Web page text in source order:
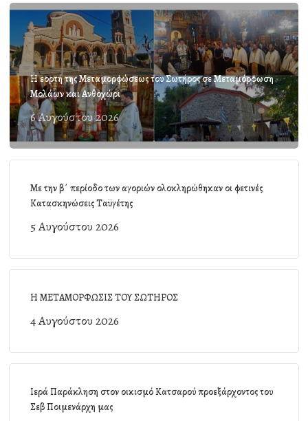
Η εορτή της Μεταμορφώσεως του Σωτήρος σε Μεταμόρφωση
Μολάων και Ανθοχώρι
6 Αυγούστου 2026
Με την β΄ περίοδο των αγοριών ολοκληρώθηκαν οι φετινές
Κατασκηνώσεις Ταϋγέτης
5 Αυγούστου 2026
Η ΜΕΤΑΜΟΡΦΩΣΙΣ ΤΟΥ ΣΩΤΗΡΟΣ
4 Αυγούστου 2026
Ιερά Παράκληση στον οικισμό Κατσαρού προεξάρχοντος του
Σεβ Ποιμενάρχη μας